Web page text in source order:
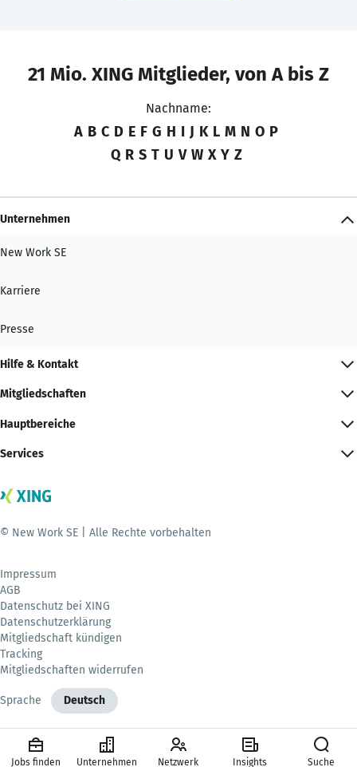
21 Mio. XING Mitglieder, von A bis Z
Nachname:
A B C D E F G H I J K L M N O P
Q R S T U V W X Y Z
Unternehmen
New Work SE
Karriere
Presse
Hilfe & Kontakt
Mitgliedschaften
Hauptbereiche
Services
© New Work SE | Alle Rechte vorbehalten
Impressum
AGB
Datenschutz bei XING
Datenschutzerklärung
Mitgliedschaft kündigen
Tracking
Mitgliedschaften widerrufen
Sprache Deutsch
Jobs finden Unternehmen Netzwerk Insights Suche